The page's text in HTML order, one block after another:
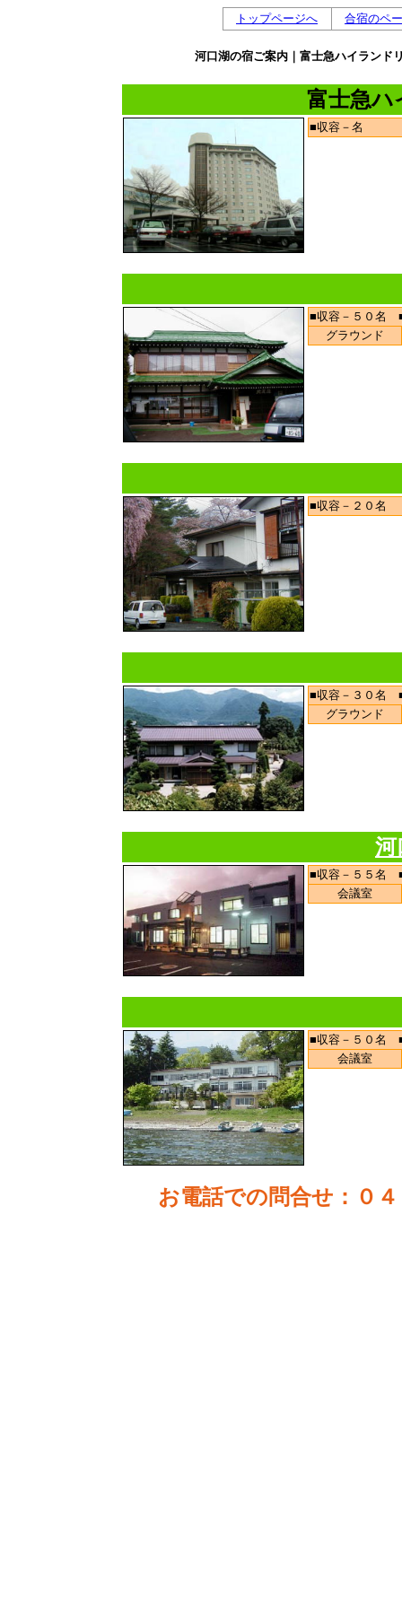
トップページへ 合宿のペ
河口湖の宿ご案内｜富士急ハイランド
富士急ハ
■収容－名
■収容－５０名
グラウンド
■収容－２０名
■収容－３０名
グラウンド
河
■収容－５５名
会議室
■収容－５０名
会議室
お電話での問合せ ：０